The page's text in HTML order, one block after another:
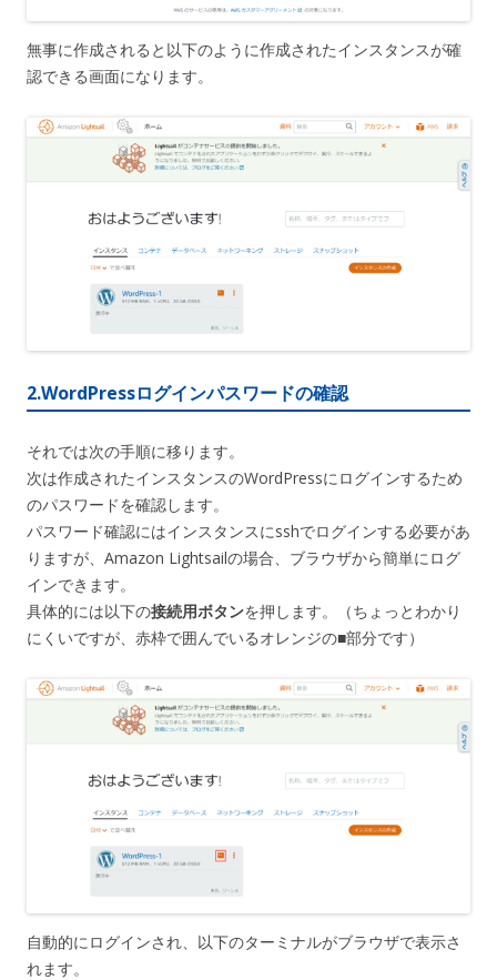
無事に作成されると以下のように作成されたインスタンスが確
認できる画面になります。
2.WordPressログインパスワードの確認
それでは次の手順に移ります。
次は作成されたインスタンスのWordPressにログインするため
のパスワードを確認します。
パスワード確認にはインスタンスにsshでログインする必要があ
りますが、Amazon Lightsailの場合、ブラウザから簡単にログ
インできます。
具体的には以下の接続用ボタンを押します。（ちょっとわかり
にくいですが、赤枠で囲んでいるオレンジの■部分です）
自動的にログインされ、以下のターミナルがブラウザで表示さ
れます。